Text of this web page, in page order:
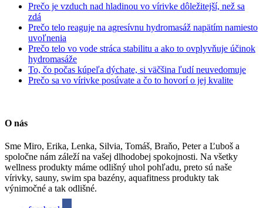
Prečo je vzduch nad hladinou vo vírivke dôležitejší, než sa
zdá
Prečo telo reaguje na agresívnu hydromasáž napätím namiesto
uvoľnenia
Prečo telo vo vode stráca stabilitu a ako to ovplyvňuje účinok
hydromasáže
To, čo počas kúpeľa dýchate, si väčšina ľudí neuvedomuje
Prečo sa vo vírivke posúvate a čo to hovorí o jej kvalite
O nás
Sme Miro, Erika, Lenka, Silvia, Tomáš, Braňo, Peter a Ľuboš a
spoločne nám záleží na vašej dlhodobej spokojnosti. Na všetky
wellness produkty máme odlišný uhol pohľadu, preto sú naše
vírivky, sauny, swim spa bazény, aquafitness produkty tak
výnimočné a tak odlišné.